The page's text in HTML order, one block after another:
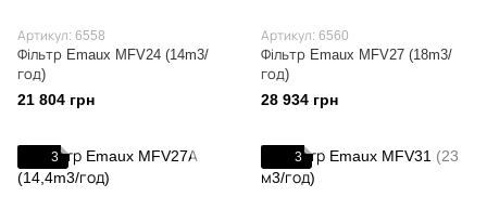
Артикул: 6558
Фільтр Emaux MFV24 (14m3/
год)
21 804 грн
Артикул: 6560
Фільтр Emaux MFV27 (18m3/
год)
28 934 грн
3 3